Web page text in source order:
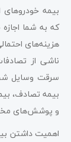
بیمه
که به شما
هزینه‌های
ناشی از
سرقت وسایل
بیمه تصادف،
و پوشش‌های
اهمیت داشتن